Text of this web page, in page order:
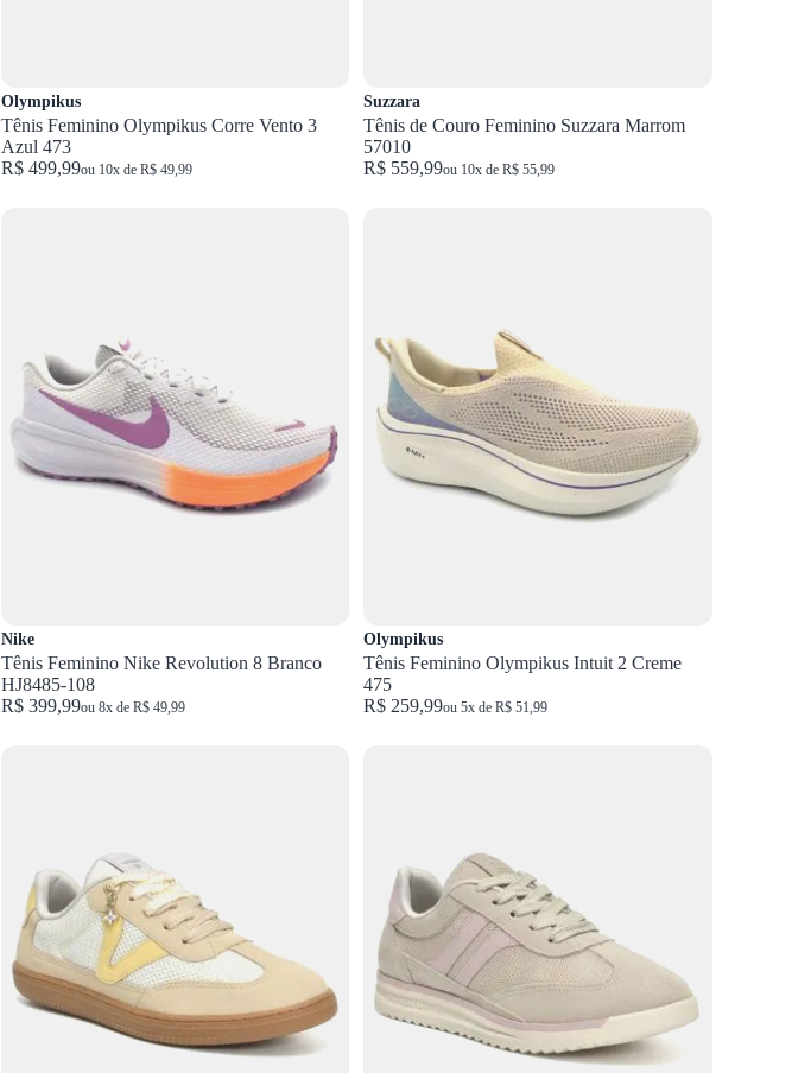
Olympikus
Tênis Feminino Olympikus Corre Vento 3
Azul 473
R$ 499,99ou 10x de R$ 49,99
Suzzara
Tênis de Couro Feminino Suzzara Marrom
57010
R$ 559,99ou 10x de R$ 55,99
Nike
Tênis Feminino Nike Revolution 8 Branco
HJ8485-108
R$ 399,99ou 8x de R$ 49,99
Olympikus
Tênis Feminino Olympikus Intuit 2 Creme
475
R$ 259,99ou 5x de R$ 51,99